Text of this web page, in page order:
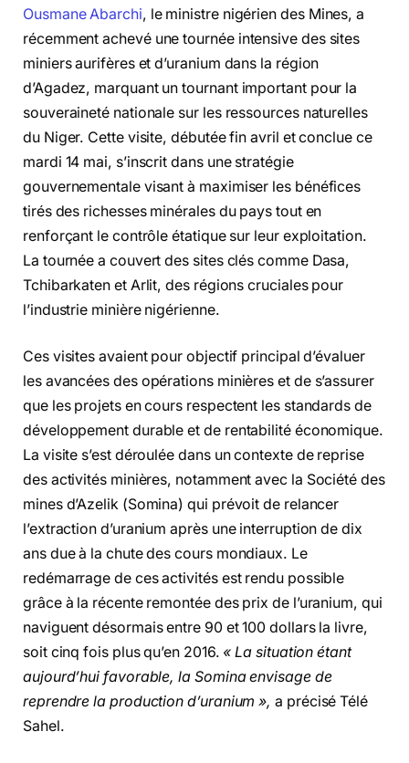
Ousmane Abarchi, le ministre nigérien des Mines, a
récemment achevé une tournée intensive des sites
miniers aurifères et d’uranium dans la région
d’Agadez, marquant un tournant important pour la
souveraineté nationale sur les ressources naturelles
du Niger. Cette visite, débutée fin avril et conclue ce
mardi 14 mai, s’inscrit dans une stratégie
gouvernementale visant à maximiser les bénéfices
tirés des richesses minérales du pays tout en
renforçant le contrôle étatique sur leur exploitation.
La tournée a couvert des sites clés comme Dasa,
Tchibarkaten et Arlit, des régions cruciales pour
l’industrie minière nigérienne.
Ces visites avaient pour objectif principal d’évaluer
les avancées des opérations minières et de s’assurer
que les projets en cours respectent les standards de
développement durable et de rentabilité économique.
La visite s’est déroulée dans un contexte de reprise
des activités minières, notamment avec la Société des
mines d’Azelik (Somina) qui prévoit de relancer
l’extraction d’uranium après une interruption de dix
ans due à la chute des cours mondiaux. Le
redémarrage de ces activités est rendu possible
grâce à la récente remontée des prix de l’uranium, qui
naviguent désormais entre 90 et 100 dollars la livre,
soit cinq fois plus qu’en 2016. « La situation étant
aujourd’hui favorable, la Somina envisage de
reprendre la production d’uranium », a précisé Télé
Sahel.